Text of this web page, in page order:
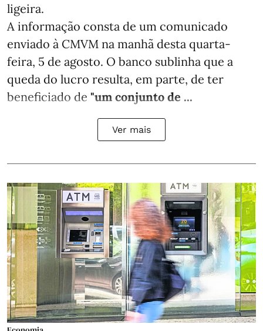
ligeira.
A informação consta de um comunicado
enviado à CMVM na manhã desta quarta-
feira, 5 de agosto. O banco sublinha que a
queda do lucro resulta, em parte, de ter
beneficiado de "um conjunto de ...
Ver mais